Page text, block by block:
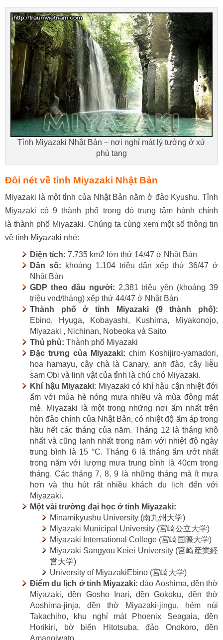
Tỉnh Miyazaki Nhật Bản – nơi nghỉ mát lý tưởng ở xứ
phù tang
Đôi nét về tỉnh Miyazaki Nhật Bản
Miyazaki là một tỉnh của Nhật Bản nằm ở đảo Kyushu. Tỉnh
Miyazaki có 9 thành phố trong đó trung tâm hành chính
là thành phố Miyazaki. Chúng ta cùng xem một số thông tin
về tỉnh Miyazaki nhé:
Diện tích: 7.735 km2 lớn thứ 14/47 ở Nhật Bản
Dân số: khoảng 1.104 triệu dân xếp thứ 36/47 ở
Nhật Bản
GDP theo đầu người: 2,381 triệu yên (khoảng 39
triệu vnd/tháng) xếp thứ 44/47 ở Nhật Bản
Thành phố ở tỉnh Miyazaki (9 thành phố):
Ebino,
Hyuga, Kobayashi, Kushima, Miyakonojo,
Miyazaki , Nichinan, Nobeoka và Saito
Thủ phủ: Thành phố Miyazaki
Đặc trưng của Miyazaki: chim Koshijiro-yamadori,
hoa hamayu, cây chà là Canary, anh đào, cây liễu
sam Obi và linh vật của tỉnh là chú chó Miyazaki.
Khí hậu Miyazaki: Miyazaki có khí hậu cận nhiệt đới
ẩm với mùa hè nóng mưa nhiều và mùa đông mát
mẻ. Miyazaki là một trong những nơi ấm nhất trên
hòn đảo chính của Nhật Bản, có nhiệt độ ấm áp trong
hầu hết các tháng của năm. Tháng 12 là tháng khô
nhất và cũng lạnh nhất trong năm với nhiệt độ ngày
trung bình là 15 °C. Tháng 6 là tháng ẩm ướt nhất
trong năm với lượng mưa trung bình là 40cm trong
tháng. Các tháng 7, 8, 9 là những tháng mà ít mưa
hơn và thu hút rất nhiều khách du lịch đến với
Miyazaki.
Một vài trường đại học ở tỉnh Miyazaki:
Minamikyushu University (南九州大学)
Miyazaki Municipal University (宮崎公立大学)
Miyazaki International College (宮崎国際大学)
Miyazaki Sangyou Keiei University (宮崎産業経
営大学)
University of MiyazakiEbino (宮崎大学)
Điểm du lịch ở tỉnh Miyazaki:đảo Aoshima, đền thờ
Miyazaki, đền Gosho Inari, đền Gokoku, đền thờ
Aoshima-jinja, đền thờ Miyazaki-jingu, hẻm núi
Takachiho, khu nghỉ mát Phoenix Seagaia, đền
Horikiri, bờ biển Hitotsuba, đảo Onokoro, đền